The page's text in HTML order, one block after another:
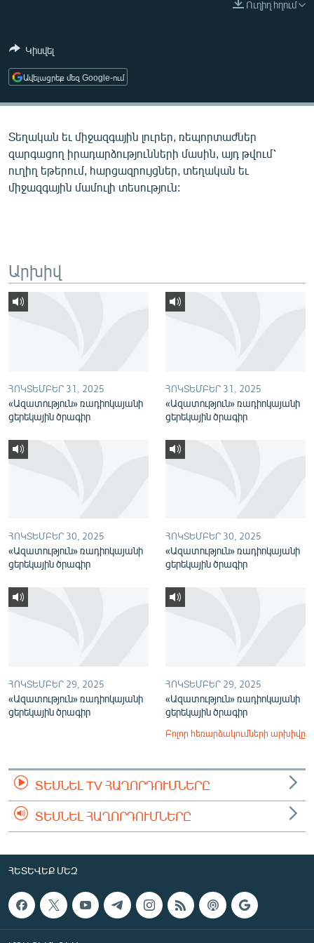
ՄԵԿՆԱԲԱՆՈՒԹՅՈՒՆ
ԿՈՐՈՆԱՎԻՐՈՒՍ
ԱՐԽԻՎ
ՏԵՍԱՆՅՈՒԹԵՐ
ՓՈԴՔԱՍԹ
Հայերեն
ՀԵՏԵՎԵՔ ՄԵԶ
Ուղիղ հղում
Կիսվել
Ավելացրեք մեզ Google-ում
Տեղական եւ միջազգային լուրեր, ռեպորտաժներ
զարգացող իրադարձությունների մասին, այդ թվում՝
ուղիղ եթերում, հարցազրույցներ, տեղական եւ
միջազգային մամուլի տեսություն:
Արխիվ
ՀՈԿՏԵՄԲԵՐ 31, 2025
«Ազատություն» ռադիոկայանի
ցերեկային ծրագիր
ՀՈԿՏԵՄԲԵՐ 31, 2025
«Ազատություն» ռադիոկայանի
ցերեկային ծրագիր
ՀՈԿՏԵՄԲԵՐ 30, 2025
«Ազատություն» ռադիոկայանի
ցերեկային ծրագիր
ՀՈԿՏԵՄԲԵՐ 30, 2025
«Ազատություն» ռադիոկայանի
ցերեկային ծրագիր
ՀՈԿՏԵՄԲԵՐ 29, 2025
«Ազատություն» ռադիոկայանի
ցերեկային ծրագիր
ՀՈԿՏԵՄԲԵՐ 29, 2025
«Ազատություն» ռադիոկայանի
ցերեկային ծրագիր
Բոլոր հեռարձակումների արխիվը
ՏԵՍՆԵԼ TV ՀԱՂՈՐԴՈՒՄՆԵՐԸ
ՏԵՍՆԵԼ ՀԱՂՈՐԴՈՒՄՆԵՐԸ
ՀԵՏԵՎԵՔ ՄԵԶ